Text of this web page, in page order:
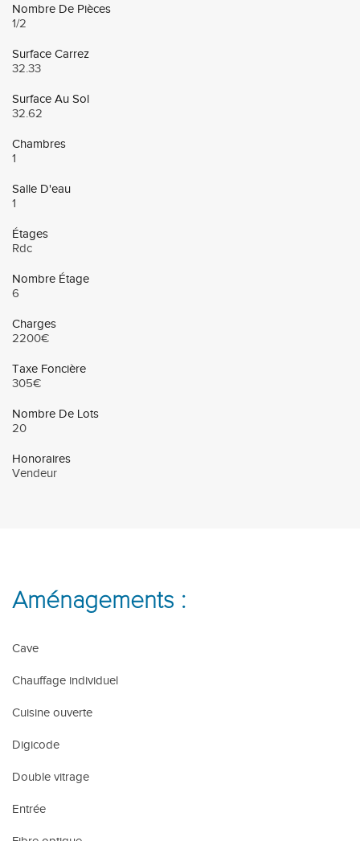
Nombre De Pièces
1/2
Surface Carrez
32.33
Surface Au Sol
32.62
Chambres
1
Salle D'eau
1
Étages
Rdc
Nombre Étage
6
Charges
2200€
Taxe Foncière
305€
Nombre De Lots
20
Honoraires
Vendeur
Aménagements :
Cave
Chauffage individuel
Cuisine ouverte
Digicode
Double vitrage
Entrée